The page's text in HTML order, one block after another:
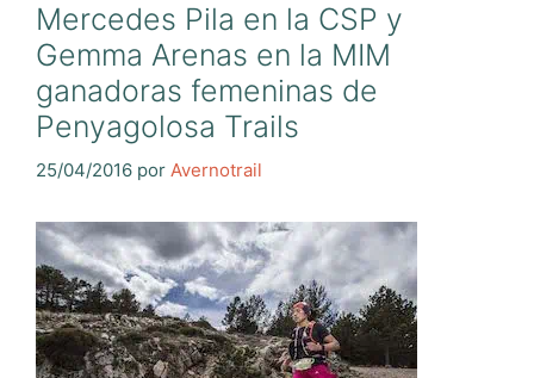
Mercedes Pila en la CSP y
Gemma Arenas en la MIM
ganadoras femeninas de
Penyagolosa Trails
25/04/2016 por Avernotrail